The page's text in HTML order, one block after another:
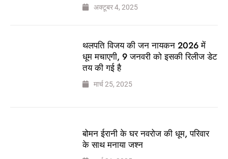
अक्टूबर 4, 2025
थलपति विजय की जन नायकन 2026 में
धूम मचाएगी, 9 जनवरी को इसकी रिलीज डेट
तय की गई है
मार्च 25, 2025
बोमन ईरानी के घर नवरोज की धूम, परिवार
के साथ मनाया जश्न